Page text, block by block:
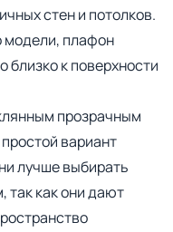
стен и потолков.
модели, плафон
близко к поверхности
прозрачным
вариант
лучше выбирать
так как они дают